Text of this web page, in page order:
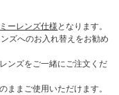
ーレンズ仕様 となります。
ズへのお入れ替えをお勧め
ンズをご一緒にご注文くだ
まご使用いただけます。